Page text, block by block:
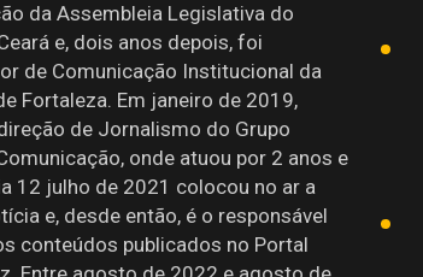
da Assembleia Legislativa do
e, dois anos depois, foi
de Comunicação Institucional da
Fortaleza. Em janeiro de 2019,
de Jornalismo do Grupo
onde atuou por 2 anos e
12 julho de 2021 colocou no ar a
e, desde então, é o responsável
conteúdos publicados no Portal